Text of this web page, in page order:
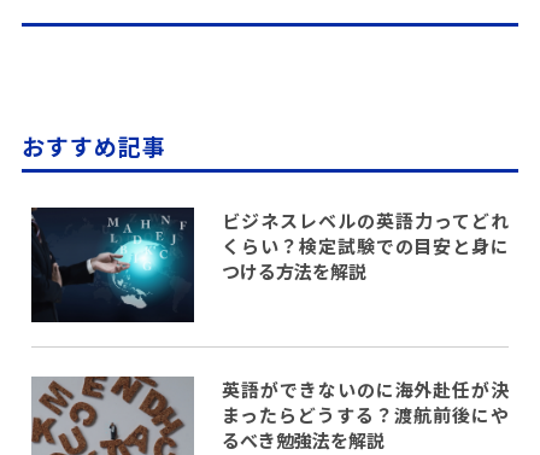
おすすめ記事
ビジネスレベルの英語力ってどれ
くらい？検定試験での目安と身に
つける方法を解説
英語ができないのに海外赴任が決
まったらどうする？渡航前後にや
るべき勉強法を解説